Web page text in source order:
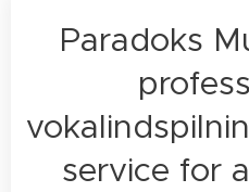
Paradoks
service for